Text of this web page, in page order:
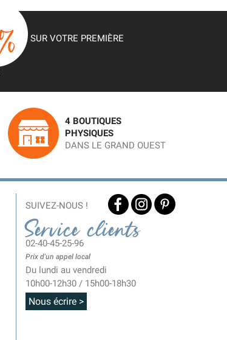
SUR VOTRE PREMIÈRE
4 BOUTIQUES
PHYSIQUES
DANS LE GRAND OUEST
SUIVEZ-NOUS !
Service clients
02-40-45-25-96
Prix d'un appel local
Du lundi au vendredi
10h00-12h30 / 15h00-18h30
Nous écrire >